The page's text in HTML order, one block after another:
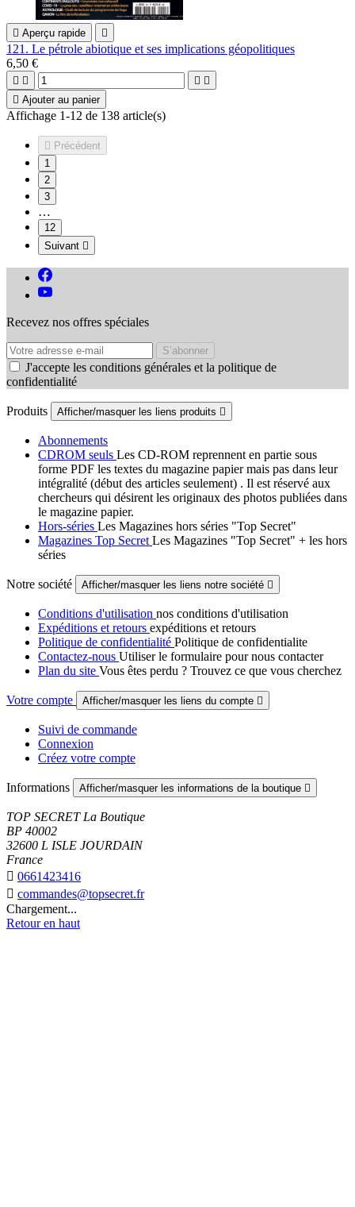
 Aperçu rapide 
121. Le pétrole abiotique et ses implications géopolitiques
6,50 €
   
 Ajouter au panier
Affichage 1-12 de 138 article(s)
 Précédent
1
2
3
…
12
Suivant 
Recevez nos offres spéciales
J'accepte les conditions générales et la politique de
confidentialité
Produits Afficher/masquer les liens produits 
Abonnements
CDROM seuls Les CD-ROM reprennent en partie sous
forme PDF les textes du magazine papier mais pas dans leur
intégralité (début des articles seulement) . Il est réservé aux
chercheurs qui désirent les originaux des photos publiées dans
le magazine papier.
Hors-séries Les Magazines hors séries "Top Secret"
Magazines Top Secret Les Magazines "Top Secret" + les hors
séries
Notre société Afficher/masquer les liens notre société 
Conditions d'utilisation nos conditions d'utilisation
Expéditions et retours expéditions et retours
Politique de confidentialité Politique de confidentialite
Contactez-nous Utiliser le formulaire pour nous contacter
Plan du site Vous êtes perdu ? Trouvez ce que vous cherchez
Votre compte Afficher/masquer les liens du compte 
Suivi de commande
Connexion
Créez votre compte
Informations Afficher/masquer les informations de la boutique 
TOP SECRET La Boutique
BP 40002
32600 L ISLE JOURDAIN
France
 0661423416
 commandes@topsecret.fr
Chargement...
Retour en haut